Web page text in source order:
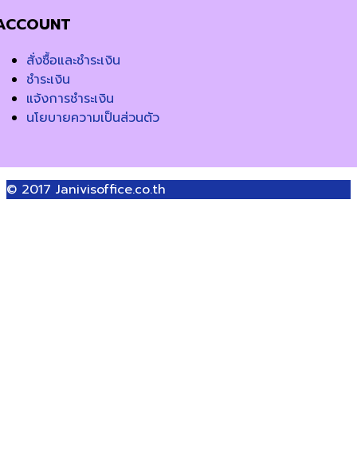
สั่งซื้อและชำระเงิน
ชำระเงิน
แจ้งการชำระเงิน
นโยบายความเป็นส่วนตัว
© 2017 Janivisoffice.co.th